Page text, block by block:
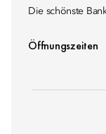
Die schönste
Öffnungszeiten